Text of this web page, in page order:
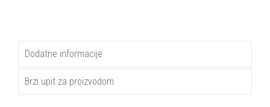
Dodatne informacije
Brzi upit za proizvodom